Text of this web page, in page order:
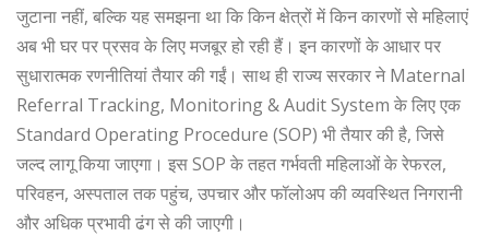
जुटाना नहीं, बल्कि यह समझना था कि किन क्षेत्रों में किन कारणों से महिलाएं
अब भी घर पर प्रसव के लिए मजबूर हो रही हैं। इन कारणों के आधार पर
सुधारात्मक रणनीतियां तैयार की गईं। साथ ही राज्य सरकार ने Maternal
Referral Tracking, Monitoring & Audit System के लिए एक
Standard Operating Procedure (SOP) भी तैयार की है, जिसे
जल्द लागू किया जाएगा। इस SOP के तहत गर्भवती महिलाओं के रेफरल,
परिवहन, अस्पताल तक पहुंच, उपचार और फॉलोअप की व्यवस्थित निगरानी
और अधिक प्रभावी ढंग से की जाएगी।